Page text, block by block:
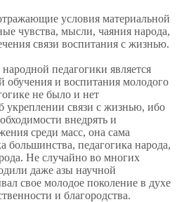
условия материальной
чувства, мысли, чаяния народа,
связи воспитания с жизнью.
педагогики является
обучения и воспитания молодого
не было и нет
укреплении связи с жизнью, ибо
внедрять и
среди масс, она сама
большинства, педагогика народа,
Не случайно во многих
даже азы научной
свое молодое поколение в духе
и благородства.